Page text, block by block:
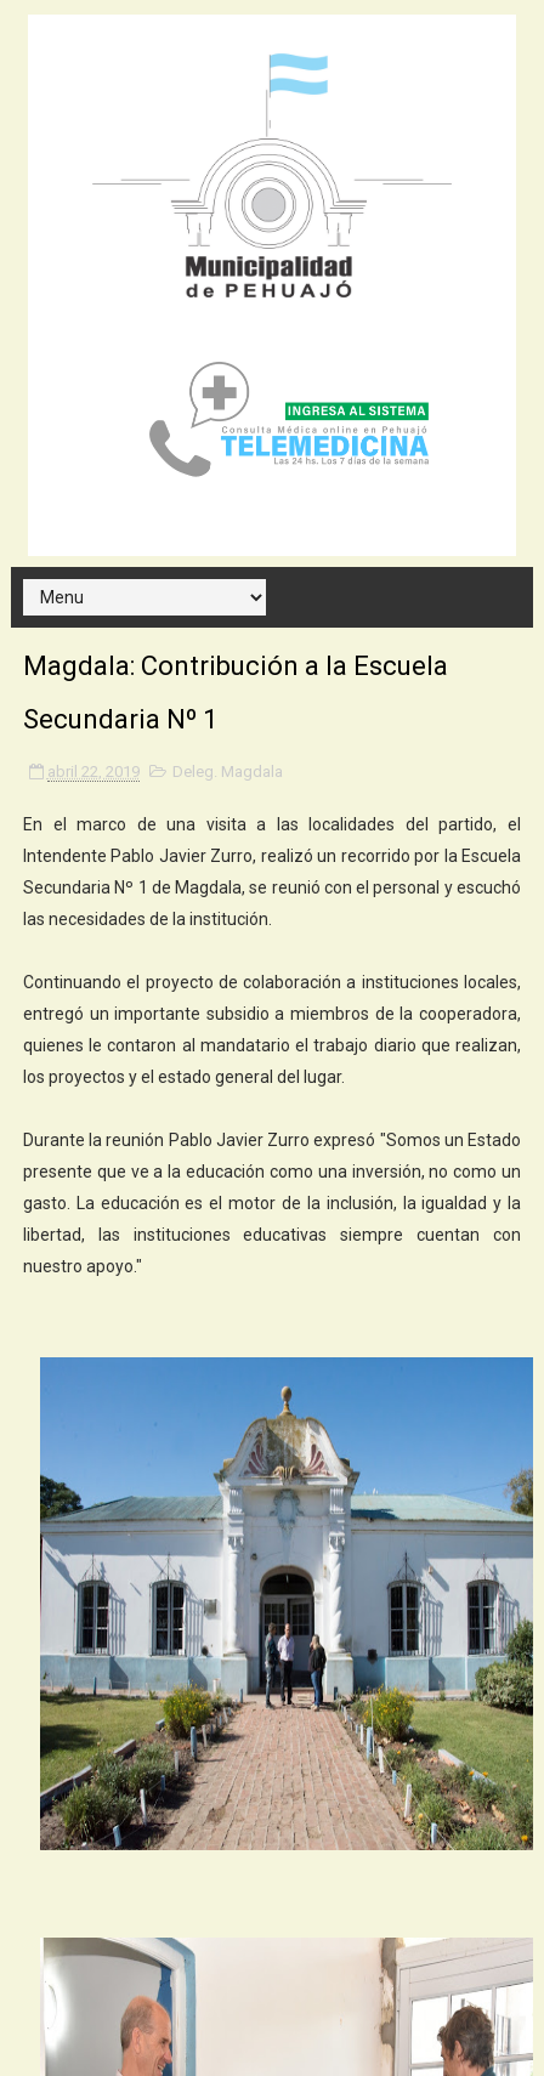
Magdala: Contribución a la Escuela
Secundaria Nº 1
abril 22, 2019 Deleg. Magdala
En el marco de una visita a las localidades del partido, el
Intendente Pablo Javier Zurro, realizó un recorrido por la Escuela
Secundaria Nº 1 de Magdala, se reunió con el personal y escuchó
las necesidades de la institución.
Continuando el proyecto de colaboración a instituciones locales,
entregó un importante subsidio a miembros de la cooperadora,
quienes le contaron al mandatario el trabajo diario que realizan,
los proyectos y el estado general del lugar.
Durante la reunión Pablo Javier Zurro expresó "Somos un Estado
presente que ve a la educación como una inversión, no como un
gasto. La educación es el motor de la inclusión, la igualdad y la
libertad, las instituciones educativas siempre cuentan con
nuestro apoyo."